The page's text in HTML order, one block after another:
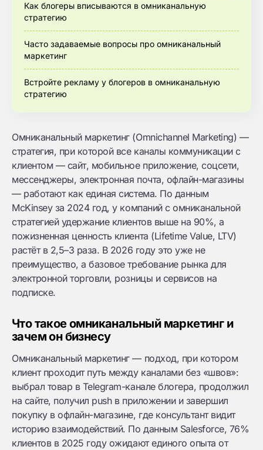
Как блогеры вписываются в омниканальную
стратегию
Часто задаваемые вопросы про омниканальный
маркетинг
Встройте рекламу у блогеров в омниканальную
стратегию
Омниканальный маркетинг (Omnichannel Marketing) —
стратегия, при которой все каналы коммуникации с
клиентом — сайт, мобильное приложение, соцсети,
мессенджеры, электронная почта, офлайн-магазины
— работают как единая система. По данным
McKinsey за 2024 год, у компаний с омниканальной
стратегией удержание клиентов выше на 90%, а
пожизненная ценность клиента (Lifetime Value, LTV)
растёт в 2,5–3 раза. В 2026 году это уже не
преимущество, а базовое требование рынка для
электронной торговли, розницы и сервисов на
подписке.
Что такое омниканальный маркетинг и
зачем он бизнесу
Омниканальный маркетинг — подход, при котором
клиент проходит путь между каналами без «швов»:
выбрал товар в Telegram-канале блогера, продолжил
на сайте, получил push в приложении и завершил
покупку в офлайн-магазине, где консультант видит
историю взаимодействий. По данным Salesforce, 76%
клиентов в 2025 году ожидают единого опыта от